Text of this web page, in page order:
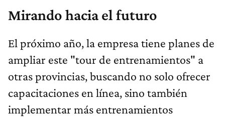
Mirando hacia el futuro
El próximo año, la empresa tiene planes de
ampliar este "tour de entrenamientos" a
otras provincias, buscando no solo ofrecer
capacitaciones en línea, sino también
implementar más entrenamientos